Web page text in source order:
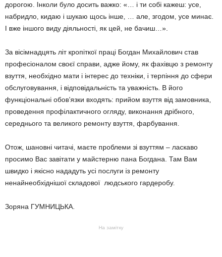
дорогою. Інколи було досить важко: «… і ти собі кажеш: усе,
набридло, кидаю і шукаю щось інше, … але, згодом, усе минає.
І вже іншого виду діяльності, як цей, не бачиш…».
За вісімнадцять літ кропіткої праці Богдан Михайлович став
професіоналом своєї справи, адже йому, як фахівцю з ремонту
взуття, необхідно мати і інтерес до техніки, і терпіння до сфери
обслуговування, і відповідальність та уважність. В його
функціональні обов’язки входять: прийом взуття від замовника,
проведення профілактичного огляду, виконання дрібного,
середнього та великого ремонту взуття, фарбування.
Отож, шановні читачі, маєте проблеми зі взуттям – ласкаво
просимо Вас завітати у майстерню пана Богдана. Там Вам
швидко і якісно нададуть усі послуги із ремонту
ненайнеобхіднішої складової людського гардеробу.
Зоряна ГУМНИЦЬКА.
На замітку